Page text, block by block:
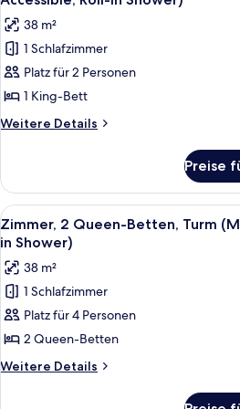
Accessible,
Roll-
in
Shower)
für
Zimmer,
1 King-
Bett,
Nichtraucher,
Balkon
Roll-
in
Shower)
anzeigen
38 m²
1 Schlafzimmer
Platz für 2 Personen
1 King-Bett
Weitere Details
Weitere
1 King-
Bett,
Nichtraucher,
Balkon
Accessible,
Roll-
in
Shower)
Preise
Alle
Fotos
für
Zimmer,
2 Queen-
Betten,
Turm
(Mobility
Ein
4
Zimmer, 2 Queen-Betten, Turm
in Shower)
38 m²
1 Schlafzimmer
Platz für 4 Personen
2 Queen-Betten
Weitere Details
Weitere